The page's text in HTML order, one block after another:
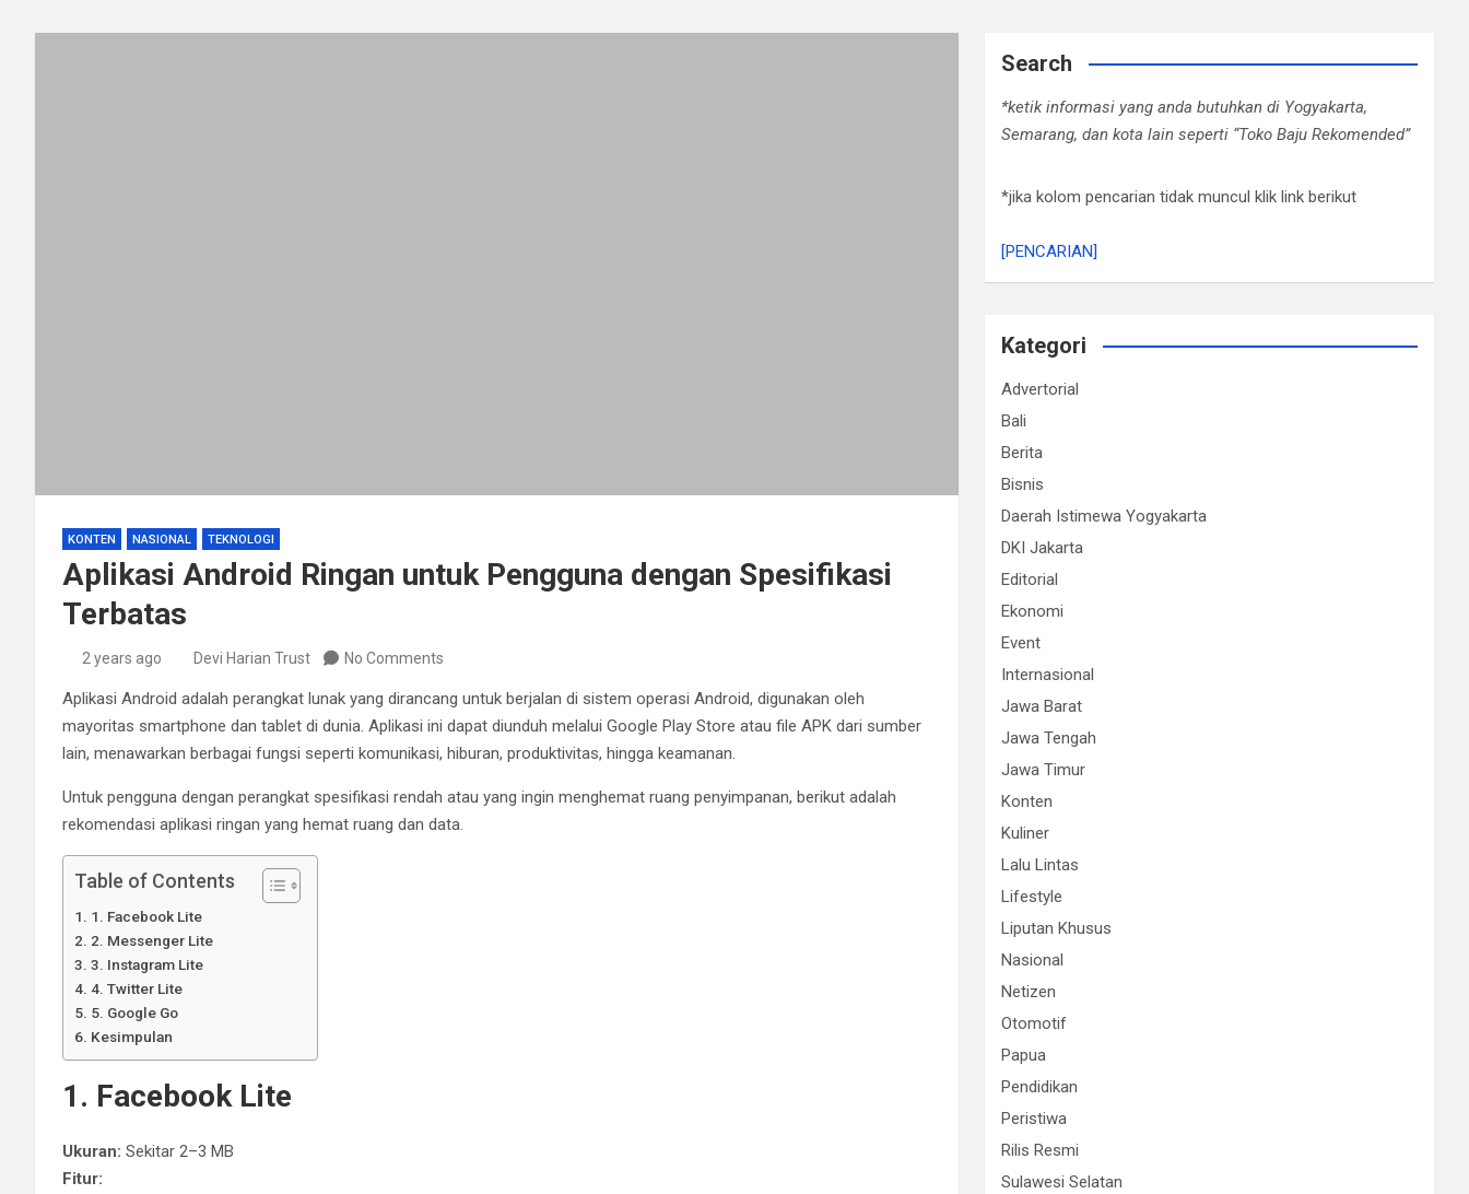
KONTEN NASIONAL TEKNOLOGI
Aplikasi Android Ringan untuk Pengguna dengan Spesifikasi
Terbatas
2 years ago Devi Harian Trust No Comments
Aplikasi Android adalah perangkat lunak yang dirancang untuk berjalan di sistem operasi Android, digunakan oleh
mayoritas smartphone dan tablet di dunia. Aplikasi ini dapat diunduh melalui Google Play Store atau file APK dari sumber
lain, menawarkan berbagai fungsi seperti komunikasi, hiburan, produktivitas, hingga keamanan.
Untuk pengguna dengan perangkat spesifikasi rendah atau yang ingin menghemat ruang penyimpanan, berikut adalah
rekomendasi aplikasi ringan yang hemat ruang dan data.
Table of Contents
1. Facebook Lite
2. Messenger Lite
3. Instagram Lite
4. Twitter Lite
5. Google Go
Kesimpulan
1. Facebook Lite
Ukuran: Sekitar 2–3 MB
Fitur:
Search
*ketik informasi yang anda butuhkan di Yogyakarta,
Semarang, dan kota lain seperti “Toko Baju Rekomended”
*jika kolom pencarian tidak muncul klik link berikut
[PENCARIAN]
Kategori
Advertorial
Bali
Berita
Bisnis
Daerah Istimewa Yogyakarta
DKI Jakarta
Editorial
Ekonomi
Event
Internasional
Jawa Barat
Jawa Tengah
Jawa Timur
Konten
Kuliner
Lalu Lintas
Lifestyle
Liputan Khusus
Nasional
Netizen
Otomotif
Papua
Pendidikan
Peristiwa
Rilis Resmi
Sulawesi Selatan